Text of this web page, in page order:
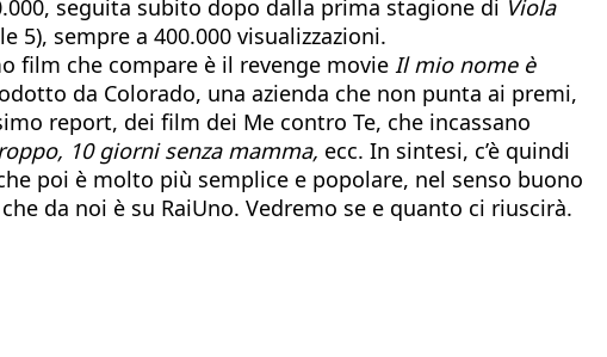
seguita subito dopo dalla prima stagione di Viola
sempre a 400.000 visualizzazioni.
film che compare è il revenge movie Il mio nome è
da Colorado, una azienda che non punta ai premi,
report, dei film dei Me contro Te, che incassano
10 giorni senza mamma, ecc. In sintesi, c’è quindi
poi è molto più semplice e popolare, nel senso buono
da noi è su RaiUno. Vedremo se e quanto ci riuscirà.